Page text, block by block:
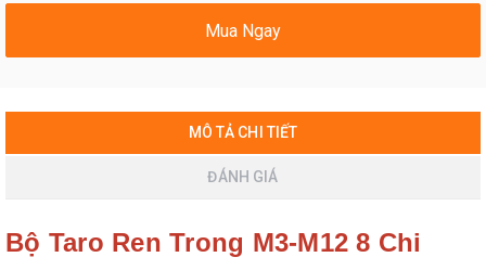
Mua Ngay
MÔ TẢ CHI TIẾT
ĐÁNH GIÁ
Bộ Taro Ren Trong M3-M12 8 Chi